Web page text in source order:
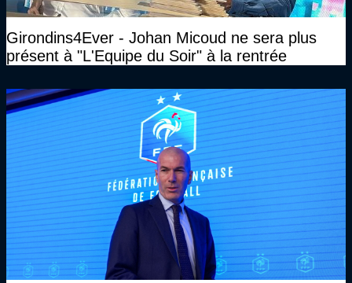
Girondins4Ever - Johan Micoud ne sera plus
présent à "L'Equipe du Soir" à la rentrée